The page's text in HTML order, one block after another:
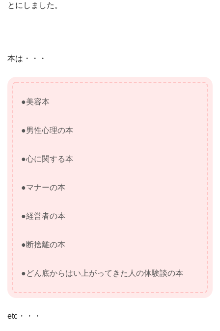
とにしました。
本は・・・
●美容本
●男性心理の本
●心に関する本
●マナーの本
●経営者の本
●断捨離の本
●どん底からはい上がってきた人の体験談の本
etc・・・